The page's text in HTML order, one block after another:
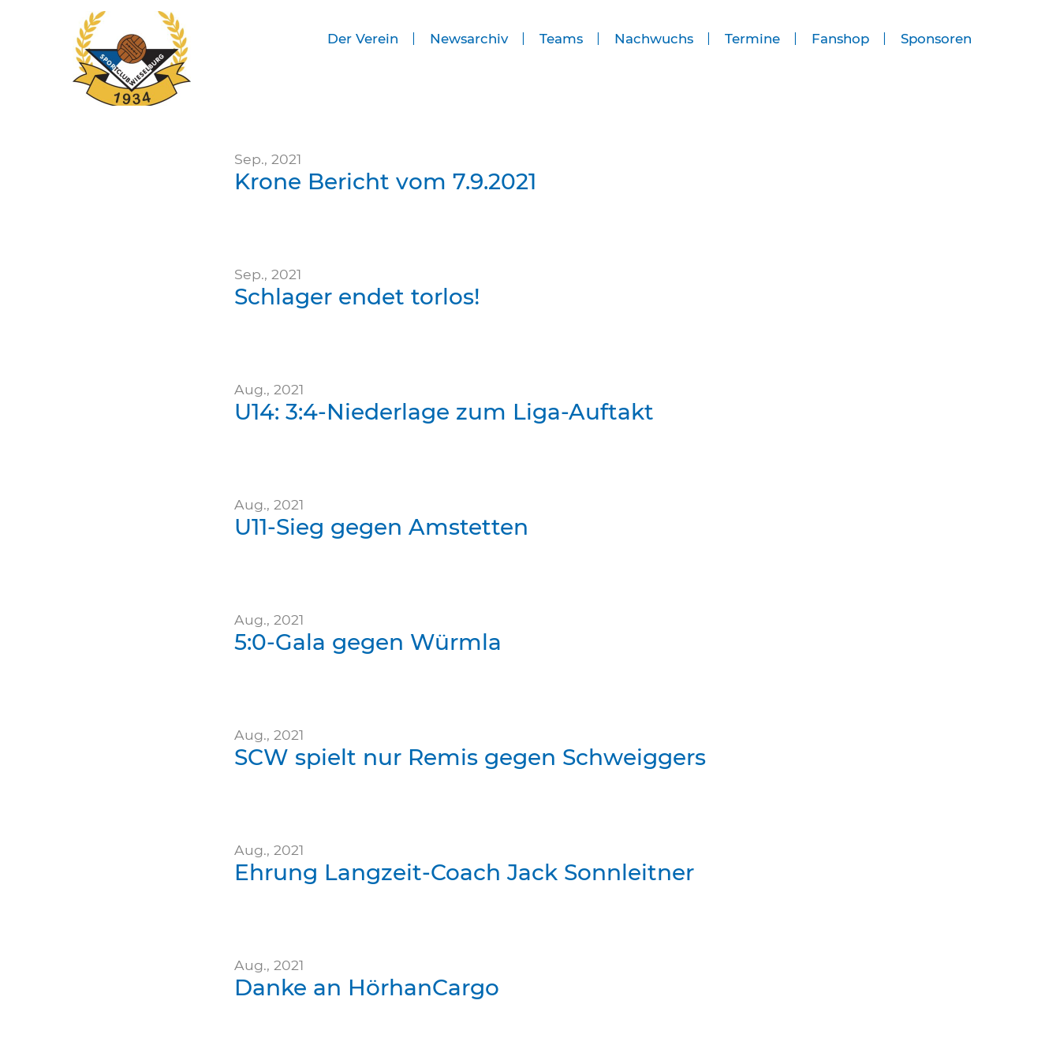
Der Verein Newsarchiv Teams Nachwuchs Termine Fanshop Sponsoren
Sep., 2021
Krone Bericht vom 7.9.2021
Sep., 2021
Schlager endet torlos!
Aug., 2021
U14: 3:4-Niederlage zum Liga-Auftakt
Aug., 2021
U11-Sieg gegen Amstetten
Aug., 2021
5:0-Gala gegen Würmla
Aug., 2021
SCW spielt nur Remis gegen Schweiggers
Aug., 2021
Ehrung Langzeit-Coach Jack Sonnleitner
Aug., 2021
Danke an HörhanCargo